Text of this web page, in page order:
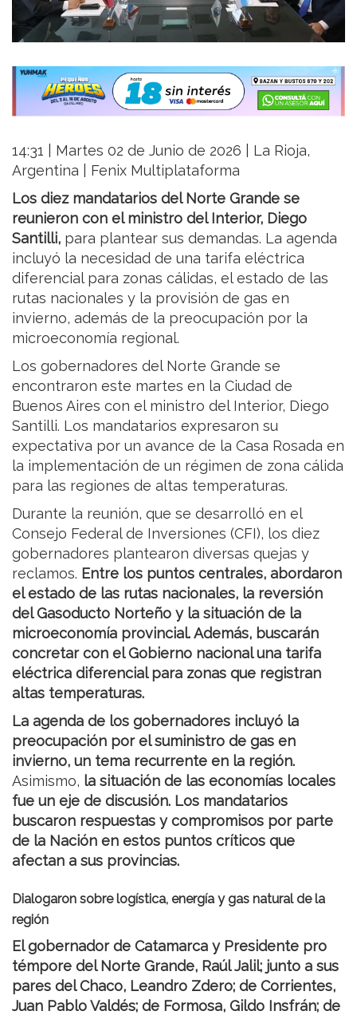
14:31 | Martes 02 de Junio de 2026 | La Rioja,
Argentina | Fenix Multiplataforma
Los diez mandatarios del Norte Grande se
reunieron con el ministro del Interior, Diego
Santilli, para plantear sus demandas. La agenda
incluyó la necesidad de una tarifa eléctrica
diferencial para zonas cálidas, el estado de las
rutas nacionales y la provisión de gas en
invierno, además de la preocupación por la
microeconomía regional.
Los gobernadores del Norte Grande se
encontraron este martes en la Ciudad de
Buenos Aires con el ministro del Interior, Diego
Santilli. Los mandatarios expresaron su
expectativa por un avance de la Casa Rosada en
la implementación de un régimen de zona cálida
para las regiones de altas temperaturas.
Durante la reunión, que se desarrolló en el
Consejo Federal de Inversiones (CFI), los diez
gobernadores plantearon diversas quejas y
reclamos. Entre los puntos centrales, abordaron
el estado de las rutas nacionales, la reversión
del Gasoducto Norteño y la situación de la
microeconomía provincial. Además, buscarán
concretar con el Gobierno nacional una tarifa
eléctrica diferencial para zonas que registran
altas temperaturas.
La agenda de los gobernadores incluyó la
preocupación por el suministro de gas en
invierno, un tema recurrente en la región.
Asimismo, la situación de las economías locales
fue un eje de discusión. Los mandatarios
buscaron respuestas y compromisos por parte
de la Nación en estos puntos críticos que
afectan a sus provincias.
Dialogaron sobre logística, energía y gas natural de la
región
El gobernador de Catamarca y Presidente pro
témpore del Norte Grande, Raúl Jalil; junto a sus
pares del Chaco, Leandro Zdero; de Corrientes,
Juan Pablo Valdés; de Formosa, Gildo Insfrán; de